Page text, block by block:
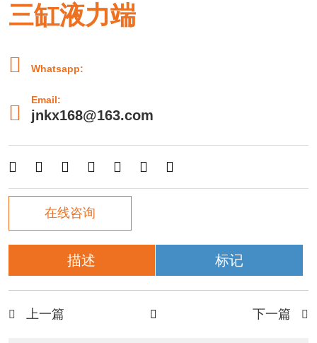
三缸液力端
 Whatsapp:

Email:
jnkx168@163.com
      
在线咨询
描述 标记
 上一篇  下一篇 